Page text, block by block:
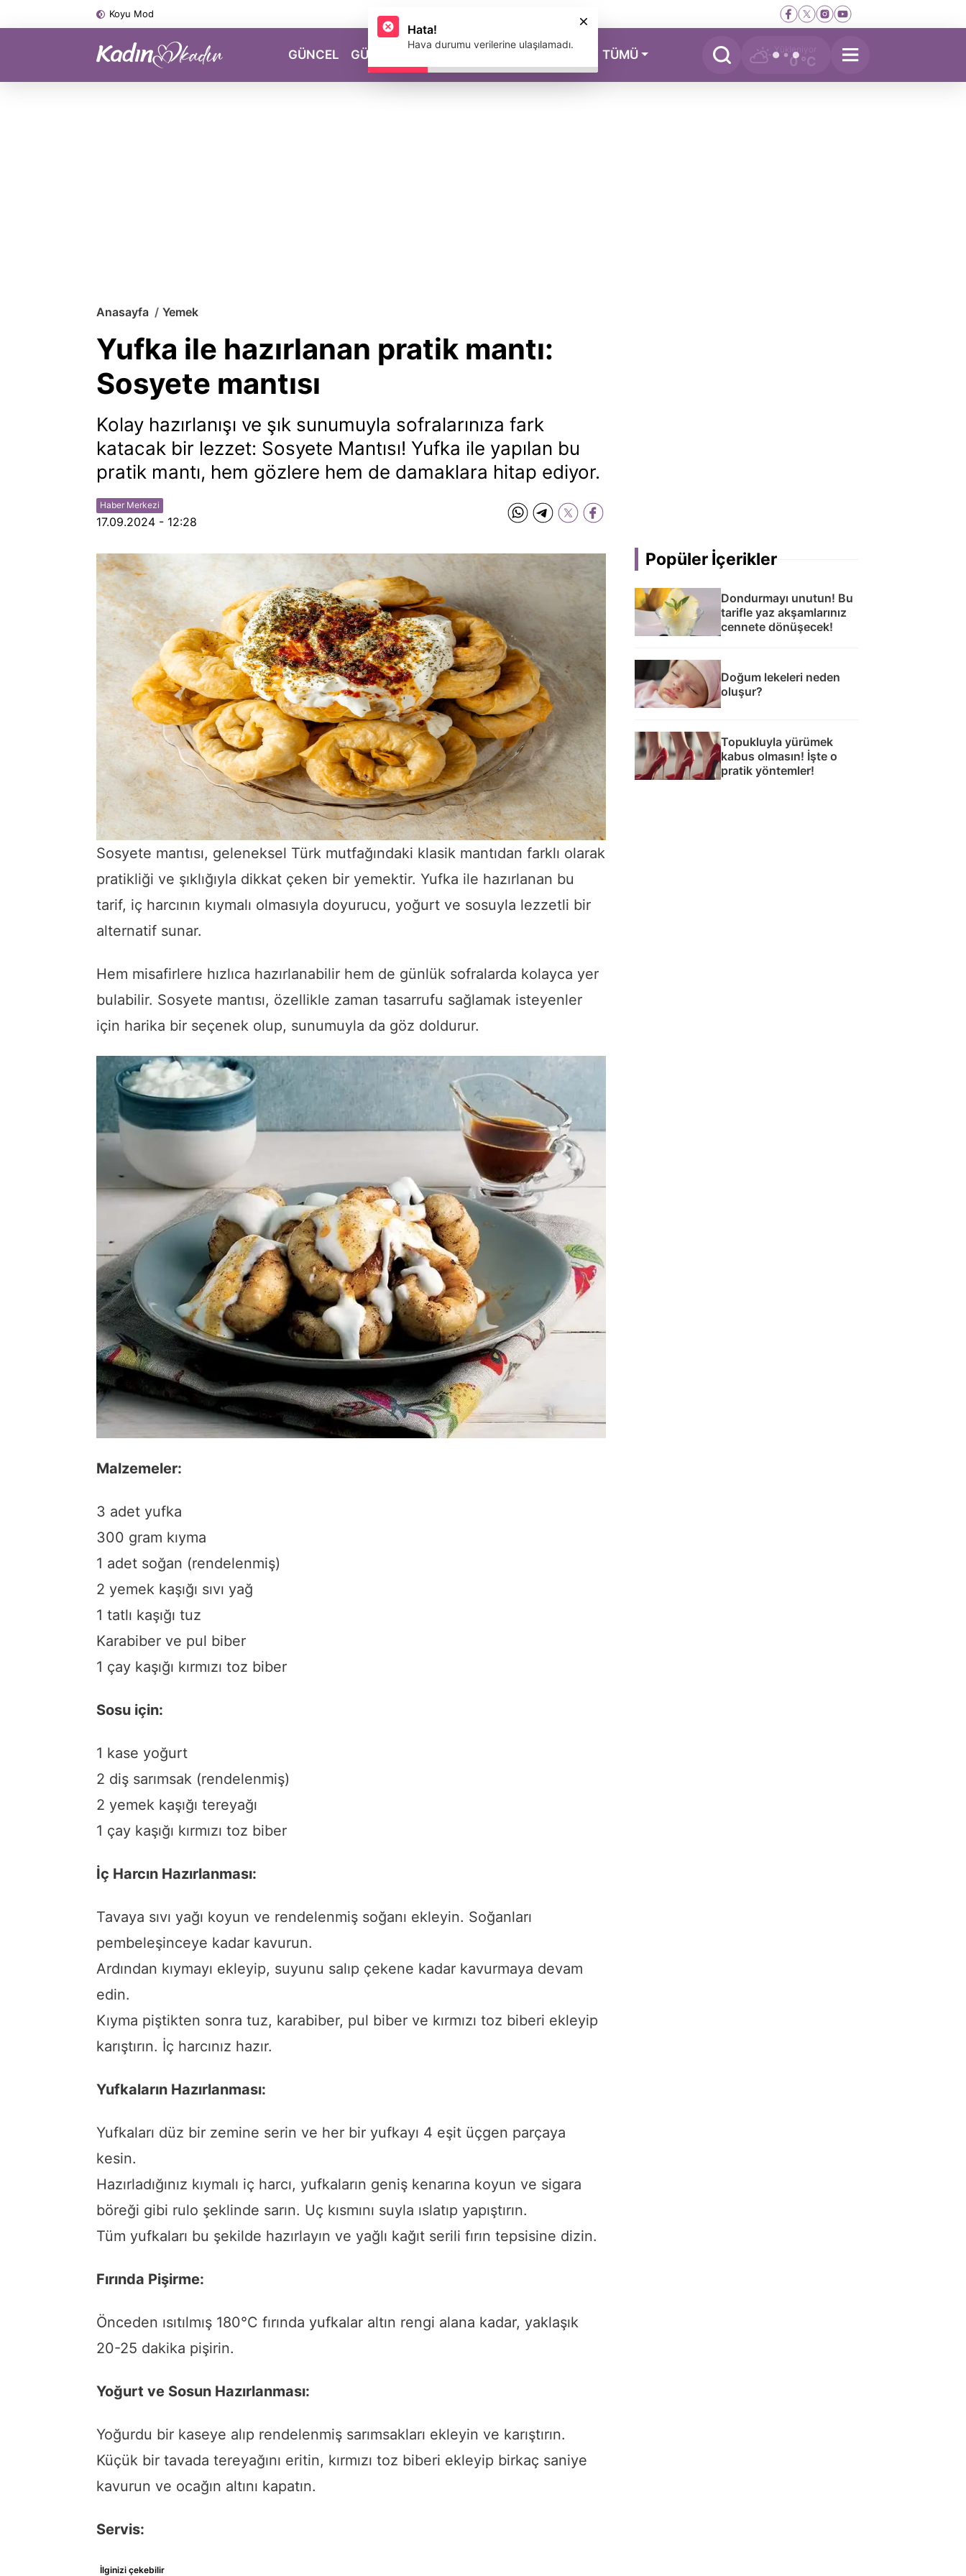
Koyu Mod
GÜNCEL GÜZELLİK MAGAZİN TÜMÜ Yükleniyor
0 °C
Anasayfa Yemek
Yufka ile hazırlanan pratik mantı:
Sosyete mantısı
Kolay hazırlanışı ve şık sunumuyla sofralarınıza fark
katacak bir lezzet: Sosyete Mantısı! Yufka ile yapılan bu
pratik mantı, hem gözlere hem de damaklara hitap ediyor.
Haber Merkezi
17.09.2024 - 12:28
Sosyete mantısı, geleneksel Türk mutfağındaki klasik mantıdan farklı olarak
pratikliği ve şıklığıyla dikkat çeken bir yemektir. Yufka ile hazırlanan bu
tarif, iç harcının kıymalı olmasıyla doyurucu, yoğurt ve sosuyla lezzetli bir
alternatif sunar.
Hem misafirlere hızlıca hazırlanabilir hem de günlük sofralarda kolayca yer
bulabilir. Sosyete mantısı, özellikle zaman tasarrufu sağlamak isteyenler
için harika bir seçenek olup, sunumuyla da göz doldurur.
Malzemeler:
3 adet yufka
300 gram kıyma
1 adet soğan (rendelenmiş)
2 yemek kaşığı sıvı yağ
1 tatlı kaşığı tuz
Karabiber ve pul biber
1 çay kaşığı kırmızı toz biber
Sosu için:
1 kase yoğurt
2 diş sarımsak (rendelenmiş)
2 yemek kaşığı tereyağı
1 çay kaşığı kırmızı toz biber
İç Harcın Hazırlanması:
Tavaya sıvı yağı koyun ve rendelenmiş soğanı ekleyin. Soğanları
pembeleşinceye kadar kavurun.
Ardından kıymayı ekleyip, suyunu salıp çekene kadar kavurmaya devam
edin.
Kıyma piştikten sonra tuz, karabiber, pul biber ve kırmızı toz biberi ekleyip
karıştırın. İç harcınız hazır.
Yufkaların Hazırlanması:
Yufkaları düz bir zemine serin ve her bir yufkayı 4 eşit üçgen parçaya
kesin.
Hazırladığınız kıymalı iç harcı, yufkaların geniş kenarına koyun ve sigara
böreği gibi rulo şeklinde sarın. Uç kısmını suyla ıslatıp yapıştırın.
Tüm yufkaları bu şekilde hazırlayın ve yağlı kağıt serili fırın tepsisine dizin.
Fırında Pişirme:
Önceden ısıtılmış 180°C fırında yufkalar altın rengi alana kadar, yaklaşık
20-25 dakika pişirin.
Yoğurt ve Sosun Hazırlanması:
Yoğurdu bir kaseye alıp rendelenmiş sarımsakları ekleyin ve karıştırın.
Küçük bir tavada tereyağını eritin, kırmızı toz biberi ekleyip birkaç saniye
kavurun ve ocağın altını kapatın.
Servis:
İlginizi çekebilir
Popüler İçerikler
Dondurmayı unutun! Bu
tarifle yaz akşamlarınız
cennete dönüşecek!
Doğum lekeleri neden
oluşur?
Topukluyla yürümek
kabus olmasın! İşte o
pratik yöntemler!
Hata!
Hava durumu verilerine ulaşılamadı.